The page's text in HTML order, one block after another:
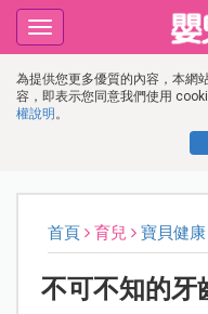
為提供您更多優質的內容，本網
容，即表示您同意我們使用
權說明 。
Toggle
navigation
首頁 育兒 寶貝健康
不可不知的牙